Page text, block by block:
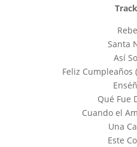
Santa
Así
Feliz Cumpleaños
Qué Fue
Cuando el
Una
Este